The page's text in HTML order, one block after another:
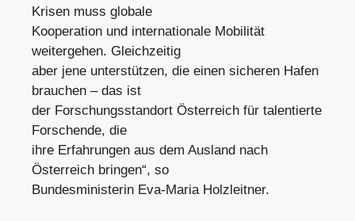
Krisen muss globale
Kooperation und internationale Mobilität
weitergehen. Gleichzeitig
aber jene unterstützen, die einen sicheren Hafen
brauchen – das ist
der Forschungsstandort Österreich für talentierte
Forschende, die
ihre Erfahrungen aus dem Ausland nach
Österreich bringen“, so
Bundesministerin Eva-Maria Holzleitner.